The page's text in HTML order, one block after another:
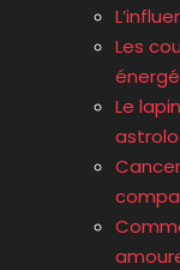
Les
Le